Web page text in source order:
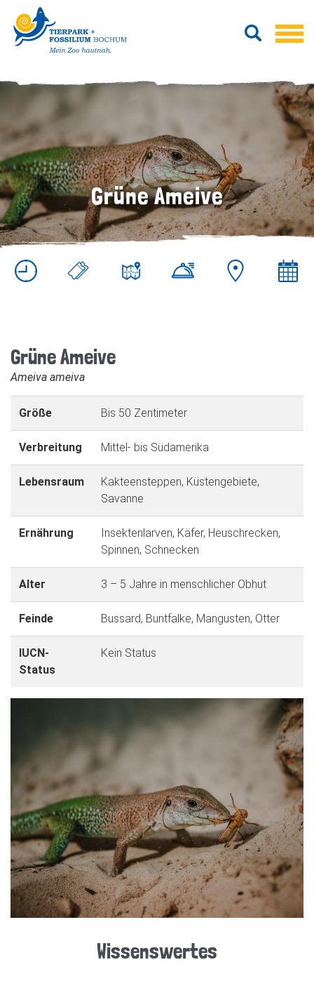
Grüne Ameive
Grüne Ameive
Ameiva ameiva
Größe Bis 50 Zentimeter
Verbreitung Mittel- bis Südamerika
Lebensraum
Kakteensteppen, Küstengebiete,
Savanne
Ernährung
Insektenlarven, Käfer, Heuschrecken,
Spinnen, Schnecken
Alter 3 – 5 Jahre in menschlicher Obhut
Feinde Bussard, Buntfalke, Mangusten, Otter
IUCN-
Status
Kein Status
Wissenswertes